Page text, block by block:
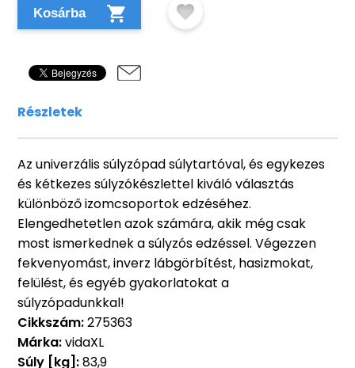
Kosárba
Részletek
Az univerzális súlyzópad súlytartóval, és egykezes
és kétkezes súlyzókészlettel kiváló választás
különböző izomcsoportok edzéséhez.
Elengedhetetlen azok számára, akik még csak
most ismerkednek a súlyzós edzéssel. Végezzen
fekvenyomást, inverz lábgörbítést, hasizmokat,
felülést, és egyéb gyakorlatokat a
súlyzópadunkkal!
Cikkszám:275363
Márka:vidaXL
Súly [kg]:83,9